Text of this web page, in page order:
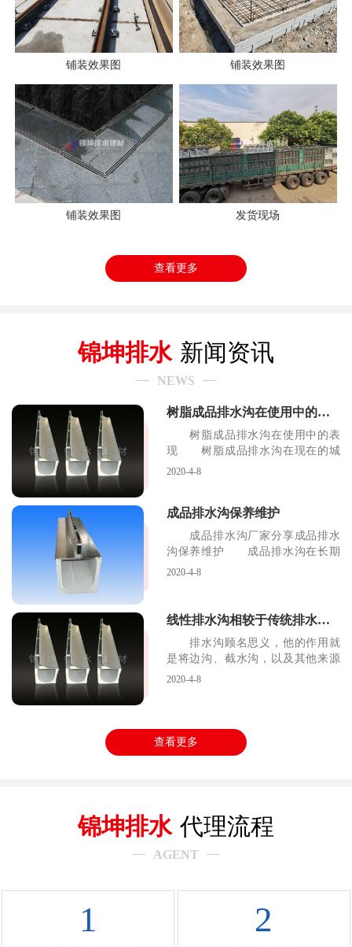
铺装效果图 铺装效果图
铺装效果图 发货现场
查看更多
锦坤排水 新闻资讯
NEWS
树脂成品排水沟在使用中的表现
树脂成品排水沟在使用中的表
现 树脂成品排水沟在现在的城
市排水系统中起着很重
2020-4-8
成品排水沟保养维护
成品排水沟厂家分享成品排水
沟保养维护 成品排水沟在长期
的运用之中可能会有一
2020-4-8
线性排水沟相较于传统排水沟的优势
排水沟顾名思义，他的作用就
是将边沟、截水沟，以及其他来源
的水流，引至路基范围
2020-4-8
查看更多
锦坤排水 代理流程
AGENT
1 2